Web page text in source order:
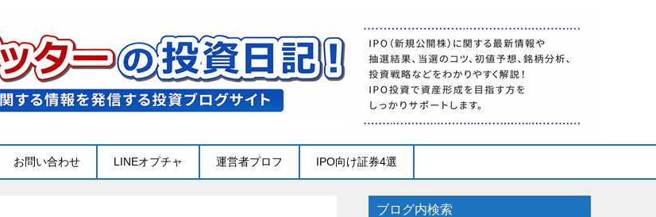
お問い合わせ LINEオプチャ 運営者プロフ IPO向け証券4選
ブログ内検索